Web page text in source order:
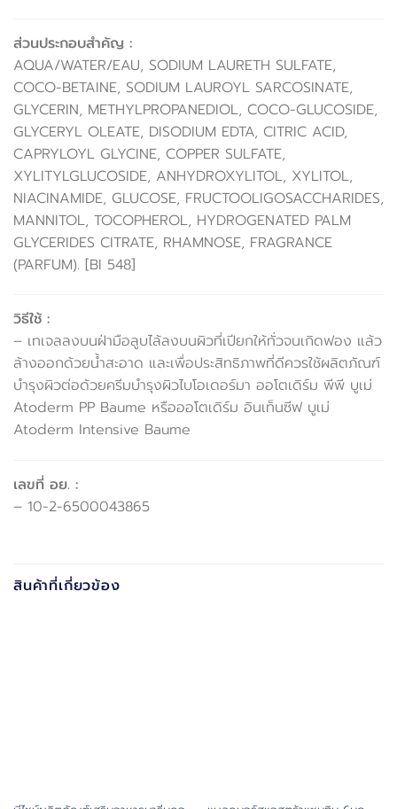
ส่วนประกอบสำคัญ :
AQUA/WATER/EAU, SODIUM LAURETH SULFATE,
COCO-BETAINE, SODIUM LAUROYL SARCOSINATE,
GLYCERIN, METHYLPROPANEDIOL, COCO-GLUCOSIDE,
GLYCERYL OLEATE, DISODIUM EDTA, CITRIC ACID,
CAPRYLOYL GLYCINE, COPPER SULFATE,
XYLITYLGLUCOSIDE, ANHYDROXYLITOL, XYLITOL,
NIACINAMIDE, GLUCOSE, FRUCTOOLIGOSACCHARIDES,
MANNITOL, TOCOPHEROL, HYDROGENATED PALM
GLYCERIDES CITRATE, RHAMNOSE, FRAGRANCE
(PARFUM). [BI 548]
วิธีใช้ :
– เทเจลลงบนฝ่ามือลูบไล้ลงบนผิวที่เปียกให้ทั่วจนเกิดฟอง แล้ว
ล้างออกด้วยน้ำสะอาด และเพื่อประสิทธิภาพที่ดีควรใช้ผลิตภัณฑ์
บำรุงผิวต่อด้วยครีมบำรุงผิวไบโอเดอร์มา ออโตเดิร์ม พีพี บูเม่
Atoderm PP Baume หรือออโตเดิร์ม อินเท็นซีฟ บูเม่
Atoderm Intensive Baume
เลขที่ อย. :
– 10-2-6500043865
สินค้าที่เกี่ยวข้อง